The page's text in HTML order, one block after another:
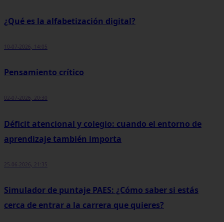
¿Qué es la alfabetización digital?
10-07-2026, 14:05
Pensamiento crítico
02-07-2026, 20:30
Déficit atencional y colegio: cuando el entorno de
aprendizaje también importa
25-06-2026, 21:35
Simulador de puntaje PAES: ¿Cómo saber si estás
cerca de entrar a la carrera que quieres?